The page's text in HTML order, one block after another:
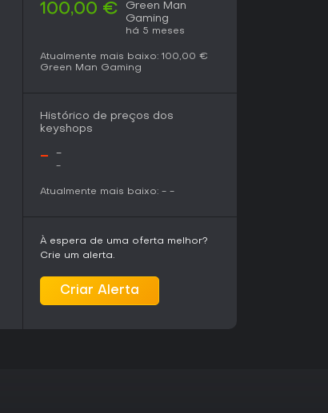
100,00 €
Green Man
Gaming
há 5 meses
Atualmente mais baixo: 100,00 €
Green Man Gaming
Histórico de preços dos
keyshops
- -
-
Atualmente mais baixo: - -
À espera de uma oferta melhor?
Crie um alerta.
Criar Alerta